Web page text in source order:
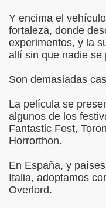
Y encima el
fortaleza, donde
experimentos, y la
allí sin que nadie se
Son demasiadas
La película se
algunos de los
Fantastic Fest,
Horrorthon.
En España, y
Italia, adoptamos
Overlord.